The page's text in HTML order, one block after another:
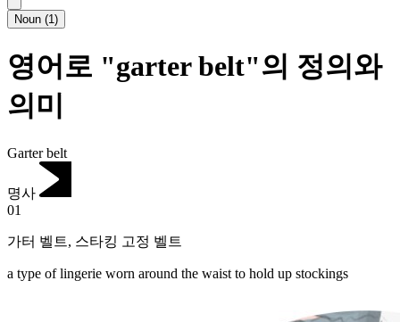
Noun (1)
영어로 "garter belt"의 정의와
의미
Garter belt
명사
01
가터 벨트, 스타킹 고정 벨트
a type of lingerie worn around the waist to hold up stockings